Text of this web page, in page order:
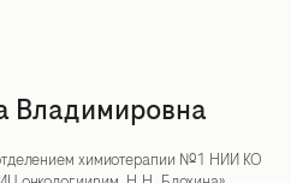
Владимировна
химиотерапии №1 НИИ КО